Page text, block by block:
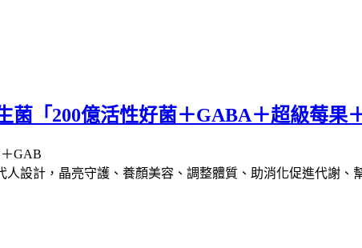
「200億活性好菌＋GABA＋超級莓果
人設計，晶亮守護、養顏美容、調整體質、助消化促進代謝、